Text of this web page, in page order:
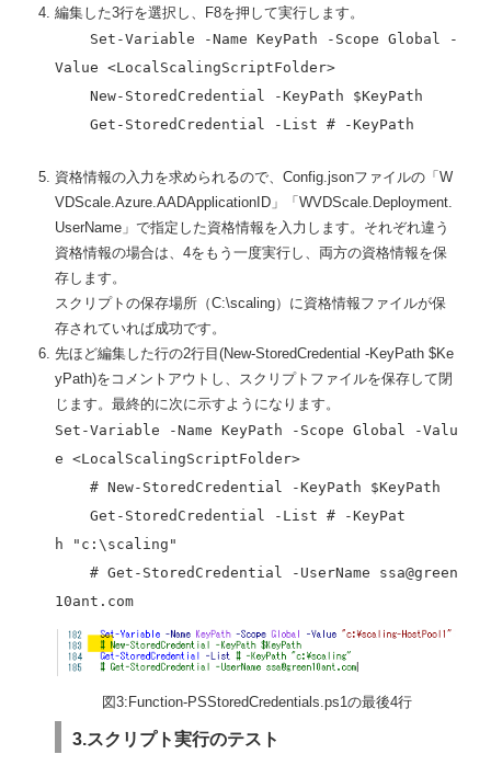
編集した3行を選択し、F8を押して実行します。
Set-Variable -Name KeyPath -Scope Global -
Value <LocalScalingScriptFolder>
New-StoredCredential -KeyPath $KeyPath
Get-StoredCredential -List # -KeyPath
資格情報の入力を求められるので、Config.jsonファイルの「W
VDScale.Azure.AADApplicationID」「WVDScale.Deployment.
UserName」で指定した資格情報を入力します。それぞれ違う
資格情報の場合は、4をもう一度実行し、両方の資格情報を保
存します。
スクリプトの保存場所（C:\scaling）に資格情報ファイルが保
存されていれば成功です。
先ほど編集した行の2行目(New-StoredCredential -KeyPath $Ke
yPath)をコメントアウトし、スクリプトファイルを保存して閉
じます。最終的に次に示すようになります。
Set-Variable -Name KeyPath -Scope Global -Valu
e <LocalScalingScriptFolder>
# New-StoredCredential -KeyPath $KeyPath
Get-StoredCredential -List # -KeyPat
h "c:\scaling"
# Get-StoredCredential -UserName ssa@green
10ant.com
図3:Function-PSStoredCredentials.ps1の最後4行
3.スクリプト実行のテスト